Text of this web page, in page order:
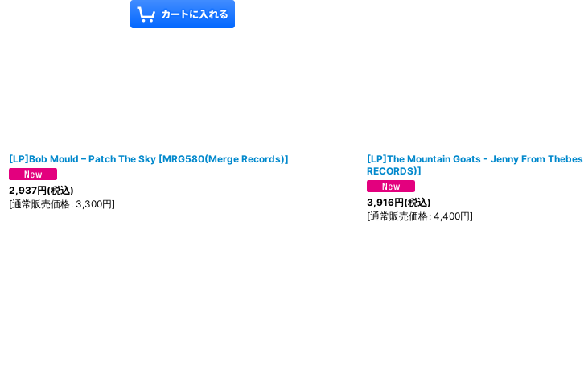
[LP]Bob Mould ‎– Patch The Sky [MRG580(Merge Records)]
2,937円(税込)
[通常販売価格: 3,300円]
[LP]The Mountain Goats - Jenny From Thebes
RECORDS)]
3,916円(税込)
[通常販売価格: 4,400円]